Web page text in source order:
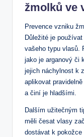
⁢žmolků ve
Prevence vzniku
⁤Důležité je
vašeho typu vlasů.
jako je arganový či
jejich náchylnost k
aplikovat‌
a ‌činí je hladšími.
Dalším užitečným
měli ‍česat‍ vlasy⁤
⁣dostávat k⁤